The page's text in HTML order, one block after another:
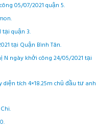
05/07/2021 quận 5.
quận 3.
tại Quận Bình Tân.
ngày khởi công 24/05/2021 tại
tích 4×18.25m chủ đầu tư anh